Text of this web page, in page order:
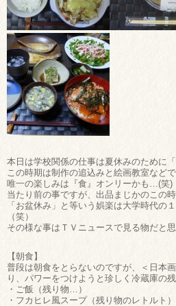
本日は学校関係の仕事は夏休みのために
この時期は制作の追込みと絵画教室など
唯一の楽しみは『食』オンリーかも…(笑)
当たり前の事ですが、出品まじかのこの
「お盆休み」と等いう娯楽は大学時代の
（笑）
その様な事はＴＶニュースで見る物だと
【朝食】
普段は朝食をとらないのですが、＜日本
り、パワーをつけようと珍しく冷蔵庫の
・ご飯（残り物…）
・フカヒレ風スープ（残り物のレトルト）